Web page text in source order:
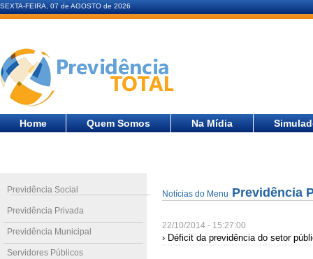
SEXTA-FEIRA, 07 de AGOSTO de 2026
Home Quem Somos Na Mídia
Previdência Social
Previdência Privada
Previdência Municipal
Servidores Públicos
Notícias do Menu Previdência
22/10/2014 - 15:27:00
› Déficit da previdência do setor